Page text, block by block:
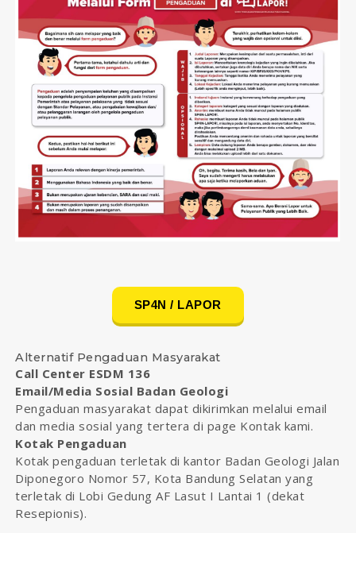
SP4N / LAPOR
Alternatif Pengaduan Masyarakat
Call Center ESDM 136
Email/Media Sosial Badan Geologi
Pengaduan masyarakat dapat dikirimkan melalui email
dan media sosial yang tertera di page Kontak kami.
Kotak Pengaduan
Kotak pengaduan terletak di kantor Badan Geologi Jalan
Diponegoro Nomor 57, Kota Bandung Selatan yang
terletak di Lobi Gedung AF Lasut I Lantai 1 (dekat
Resepionis).